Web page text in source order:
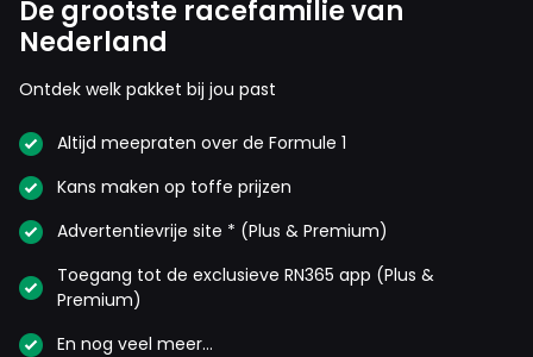
De grootste racefamilie van
Nederland
Ontdek welk pakket bij jou past
Altijd meepraten over de Formule 1
Kans maken op toffe prijzen
Advertentievrije site * (Plus & Premium)
Toegang tot de exclusieve RN365 app (Plus &
Premium)
En nog veel meer…